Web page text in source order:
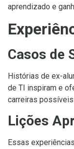
aprendizado e
Casos de
Histórias de ex-
de TI inspiram e
carreiras possíveis
Lições
Essas